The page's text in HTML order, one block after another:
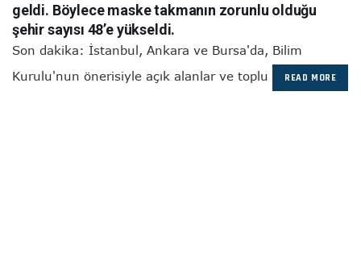
geldi. Böylece maske takmanın zorunlu olduğu
şehir sayısı 48’e yükseldi.
Son dakika: İstanbul, Ankara ve Bursa'da, Bilim
Kurulu'nun önerisiyle açık alanlar ve toplu
READ MORE